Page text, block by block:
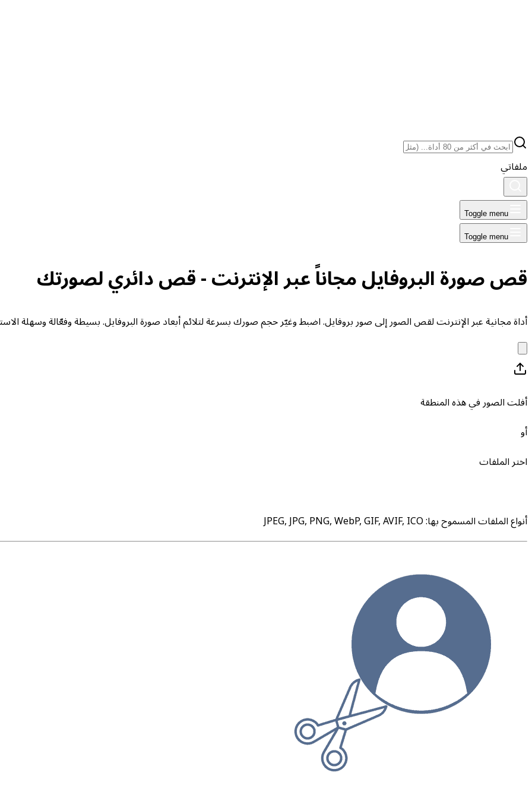
ملفاتي
Toggle menu
Toggle menu
قص صورة البروفايل مجاناً عبر الإنترنت - قص دائري لصورتك
أداة مجانية عبر الإنترنت لقص الصور إلى صور بروفايل. اضبط وغيّر حجم صورك بسرعة لتلائم أبعاد صورة البروفايل. بسيطة وفعّالة وسهلة
أفلت الصور في هذه المنطقة
أو
اختر الملفات
أنواع الملفات المسموح بها:
JPEG, JPG, PNG, WebP, GIF, AVIF, ICO